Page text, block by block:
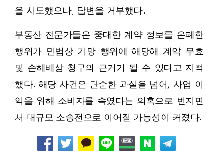
을 시도했으나, 답변을 거부했다.
부동산 전문가들은 중대한 계약 정보를 은폐한
행위가 민법상 기망 행위에 해당해 계약 무효
및 손해배상 청구의 근거가 될 수 있다고 지적
했다. 해당 사건은 단순한 과실을 넘어, 사업 이
익을 위해 소비자를 속였다는 의혹으로 번지면
서 대규모 소송전으로 이어질 가능성이 커졌다.